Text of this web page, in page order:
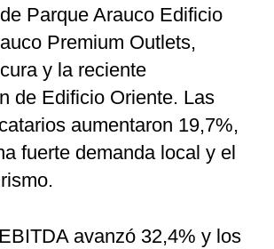
Parque Arauco Edificio
Premium Outlets,
y la reciente
de Edificio Oriente. Las
aumentaron 19,7%,
fuerte demanda local y el
avanzó 32,4% y los